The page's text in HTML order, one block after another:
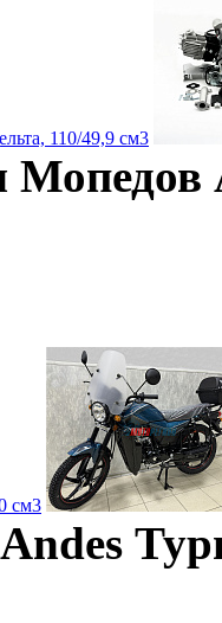
110/49,9 см3
см3